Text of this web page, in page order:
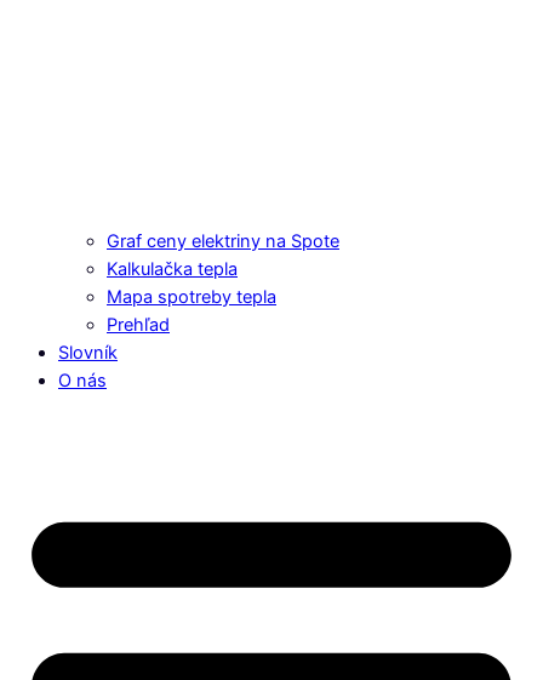
Graf ceny elektriny na Spote
Kalkulačka tepla
Mapa spotreby tepla
Prehľad
Slovník
O nás